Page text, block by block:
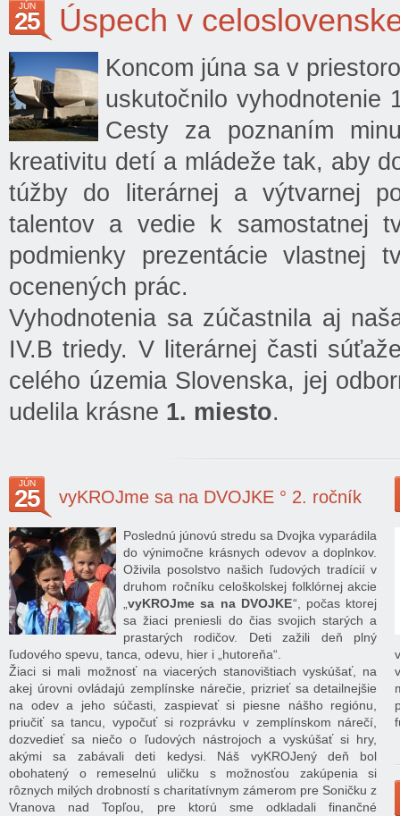
JÚN
25 Úspech v
Koncom júna sa v
uskutočnilo vyhodnotenie
Cesty za poznaním
kreativitu detí a mládeže tak, aby
túžby do literárnej a výtvarnej
talentov a vedie k samostatnej
podmienky prezentácie vlastnej
ocenených prác.
Vyhodnotenia sa zúčastnila aj
IV.B triedy. V literárnej časti
celého územia Slovenska, jej
udelila krásne 1. miesto.
JÚN
25 vyKROJme sa na DVOJKE ° 2. ročník
Poslednú júnovú stredu sa Dvojka vyparádila
do výnimočne krásnych odevov a doplnkov.
Oživila posolstvo našich ľudových tradícií v
druhom ročníku celoškolskej folklórnej akcie
vyKROJme sa na DVOJKE“, počas ktorej
sa žiaci preniesli do čias svojich starých a
prastarých rodičov. Deti zažili deň plný
ľudového spevu, tanca, odevu, hier i „hutoreňa“.
Žiaci si mali možnosť na viacerých stanovištiach vyskúšať, na
akej úrovni ovládajú zemplínske nárečie, prizrieť sa detailnejšie
na odev a jeho súčasti, zaspievať si piesne nášho regiónu,
priučiť sa tancu, vypočuť si rozprávku v zemplínskom nárečí,
dozvedieť sa niečo o ľudových nástrojoch a vyskúšať si hry,
akými sa zabávali deti kedysi. Náš vyKROJený deň bol
obohatený o remeselnú uličku s možnosťou zakúpenia si
rôznych milých drobností s charitatívnym zámerom pre Soničku z
Vranova nad Topľou, pre ktorú sme odkladali finančné